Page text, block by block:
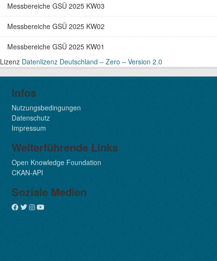
Messbereiche GSÜ 2025 KW03
Messbereiche GSÜ 2025 KW02
Messbereiche GSÜ 2025 KW01
Lizenz Datenlizenz Deutschland – Zero – Version 2.0
Infos
Nutzungsbedingungen
Datenschutz
Impressum
Weiterführende Links
Open Knowledge Foundation
CKAN-API
Soziale Medien